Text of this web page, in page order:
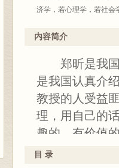
济学，若心理学，若社会
五十年代以后，本馆出
转瞬百年。同人等因念
学术观点、某一学科新
而存录之，俾有益于文化
商务
内容简介
郑昕是我国
是我国认真介
教授的人受益
理，用自己的
趣的、有价值
目 录